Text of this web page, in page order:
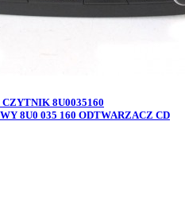
8U0035160
8U0 035 160 ODTWARZACZ CD